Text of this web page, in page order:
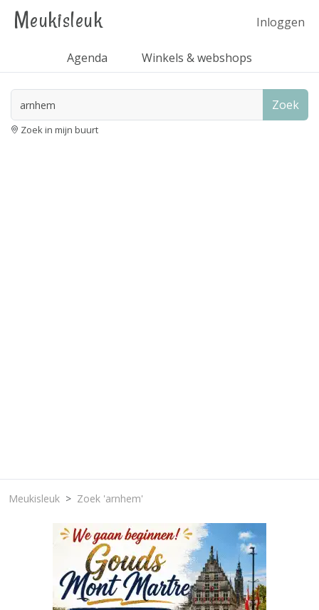
Meukisleuk Inloggen
Agenda Winkels & webshops
Zoek
Zoek in mijn buurt
Meukisleuk Zoek 'arnhem'